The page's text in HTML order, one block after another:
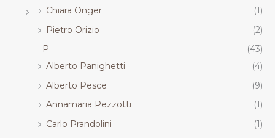
Chiara Onger
(1)
Pietro Orizio
(2)
-- P --
(43)
Alberto Panighetti
(4)
Alberto Pesce
(9)
Annamaria Pezzotti
(1)
Carlo Prandolini
(1)